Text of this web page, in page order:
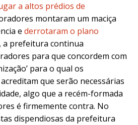
a altos prédios de
montaram um maciça
e derrotaram o plano
a prefeitura continua
para que concordem com
para o qual os
que serão necessárias
algo que a recém-formada
é firmemente contra. No
dispendiosas da prefeitura